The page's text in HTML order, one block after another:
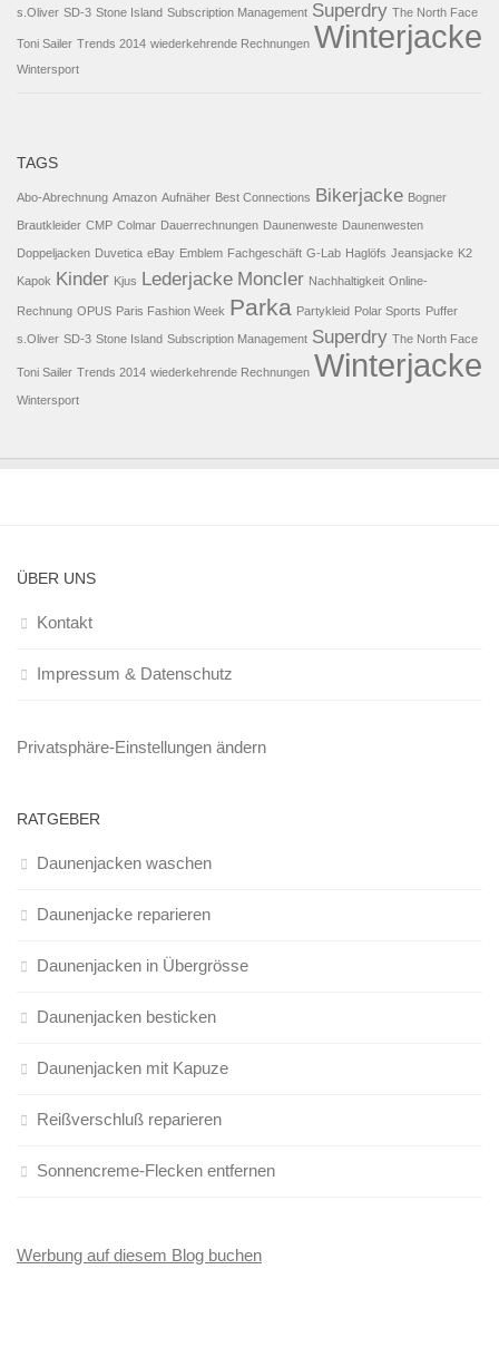
s.Oliver SD-3 Stone Island Subscription Management Superdry The North Face
Toni Sailer Trends 2014 wiederkehrende Rechnungen Winterjacke
Wintersport
TAGS
Abo-Abrechnung Amazon Aufnäher Best Connections Bikerjacke Bogner
Brautkleider CMP Colmar Dauerrechnungen Daunenweste Daunenwesten
Doppeljacken Duvetica eBay Emblem Fachgeschäft G-Lab Haglöfs Jeansjacke K2
Kapok Kinder Kjus Lederjacke Moncler Nachhaltigkeit Online-
Rechnung OPUS Paris Fashion Week Parka Partykleid Polar Sports Puffer
s.Oliver SD-3 Stone Island Subscription Management Superdry The North Face
Toni Sailer Trends 2014 wiederkehrende Rechnungen Winterjacke
Wintersport
ÜBER UNS
Kontakt
Impressum & Datenschutz
Privatsphäre-Einstellungen ändern
RATGEBER
Daunenjacken waschen
Daunenjacke reparieren
Daunenjacken in Übergrösse
Daunenjacken besticken
Daunenjacken mit Kapuze
Reißverschluß reparieren
Sonnencreme-Flecken entfernen
Werbung auf diesem Blog buchen